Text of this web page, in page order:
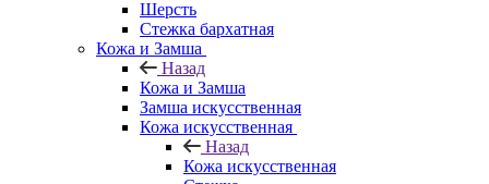
Шерсть
Стежка бархатная
Кожа и Замша
Назад
Кожа и Замша
Замша искусственная
Кожа искусственная
Назад
Кожа искусственная